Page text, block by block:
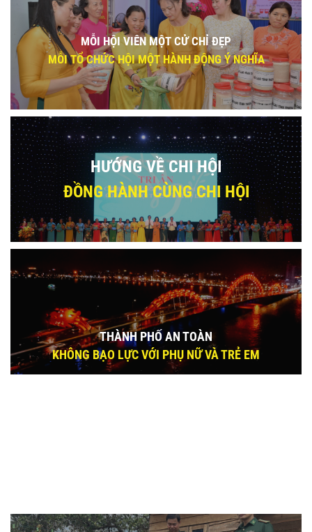
MỖI HỘI VIÊN MỘT CỬ CHỈ ĐẸP
MỖI TỔ CHỨC HỘI MỘT HÀNH ĐỘNG Ý NGHĨA
HƯỚNG VỀ CHI HỘI
ĐỒNG HÀNH CÙNG CHI HỘI
THÀNH PHỐ AN TOÀN
KHÔNG BẠO LỰC VỚI PHỤ NỮ VÀ TRẺ EM